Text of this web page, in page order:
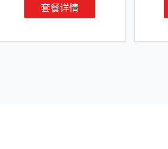
套餐详情